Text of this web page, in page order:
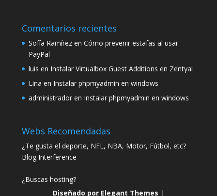
Comentarios recientes
Sofía Ramírezen Cómo prevenir estafas al usar
PayPal
luis en Instalar Virtualbox Guest Additions en Zentyal
Lina en Instalar phpmyadmin en windows
administradoren Instalar phpmyadmin en windows
Webs Recomendadas
¿Te gusta el deporte, NFL, NBA, Motor, Fútbol, etc?
Blog Interference
¿Buscas hosting?
Diseñado por Elegant Themes |